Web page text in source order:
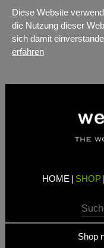
Diese Website
die Nutzung dieser
sich damit
erfahren
HOME | SHOP |
Shop